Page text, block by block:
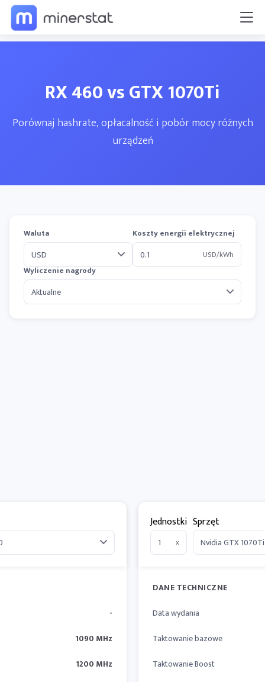
RX 460 vs GTX 1070Ti
Porównaj hashrate, opłacalność i pobór mocy różnych
urządzeń
Waluta
Koszty energii elektrycznej
USD/kWh
Wyliczenie nagrody
-
1090 MHz
1200 MHz
Jednostki
x
Sprzęt
DANE TECHNICZNE
Data wydania
Taktowanie bazowe
Taktowanie Boost